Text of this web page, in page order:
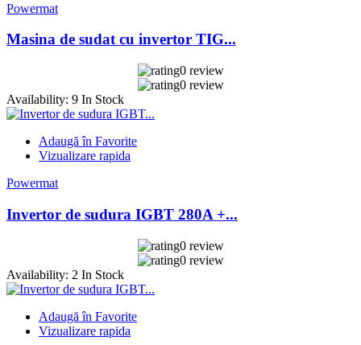
Powermat
Masina de sudat cu invertor TIG...
0 review
0 review
Availability: 9 In Stock
Adaugă în Favorite
Vizualizare rapida
Powermat
Invertor de sudura IGBT 280A +...
0 review
0 review
Availability: 2 In Stock
Adaugă în Favorite
Vizualizare rapida